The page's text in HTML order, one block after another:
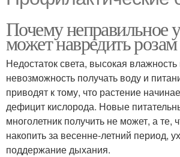
Почему неправильное
может навредить розам
Недостаток света, высокая влажность
невозможность получать воду и
приводят к тому, что растение
дефицит кислорода. Новые
многолетник получить не может, а те,
накопить за весенне-летний период,
поддержание дыхания.